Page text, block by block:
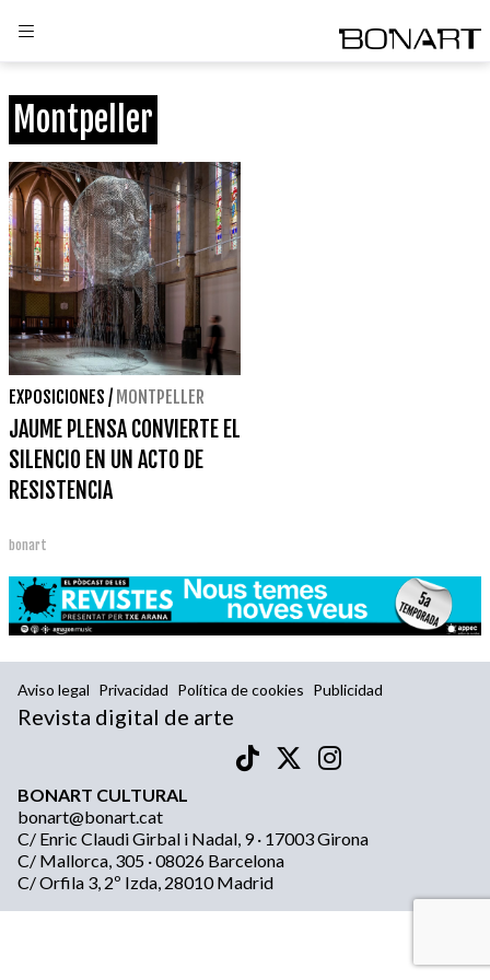
Montpeller
EXPOSICIONES / MONTPELLER
JAUME PLENSA CONVIERTE EL
SILENCIO EN UN ACTO DE
RESISTENCIA
bonart
Aviso legal Privacidad Política de cookies Publicidad
Revista digital de arte
BONART CULTURAL
bonart@bonart.cat
C/ Enric Claudi Girbal i Nadal, 9 · 17003 Girona
C/ Mallorca, 305 · 08026 Barcelona
C/ Orfila 3, 2º Izda, 28010 Madrid